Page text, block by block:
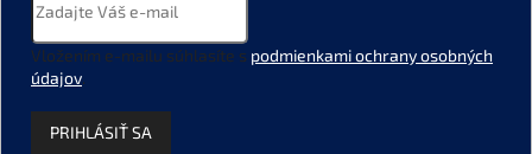
Vložením e-mailu súhlasíte s podmienkami ochrany osobných
údajov.
PRIHLÁSIŤ SA